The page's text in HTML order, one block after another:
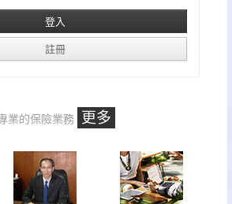
業的保險業務 更多